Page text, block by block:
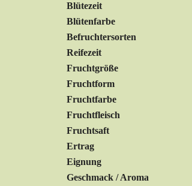
Blütezeit
Blütenfarbe
Befruchtersorten
Reifezeit
Fruchtgröße
Fruchtform
Fruchtfarbe
Fruchtfleisch
Fruchtsaft
Ertrag
Eignung
Geschmack / Aroma